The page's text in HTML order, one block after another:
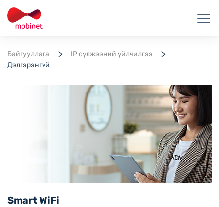
Байгууллага
IP сүлжээний үйлчилгээ
Дэлгэрэнгүй
Smart WiFi